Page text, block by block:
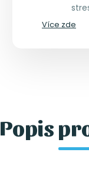
Více zde
Popis